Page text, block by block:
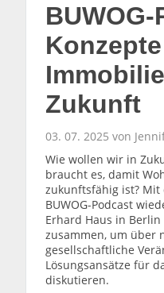
Zukunft
03. 07. 2025 von
Wie wollen wir in
braucht es, damit
zukunftsfähig ist? Mit
BUWOG-Podcast
Erhard Haus in
zusammen, um über
gesellschaftliche
Lösungsansätze für
diskutieren.